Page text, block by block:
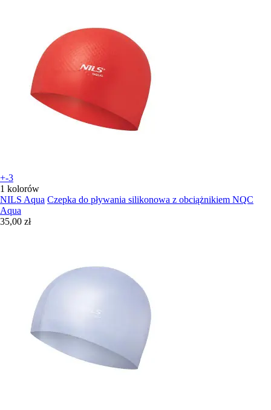
+-3
1 kolorów
NILS Aqua Czepka do pływania silikonowa z obciążnikiem NQC
Aqua
35,00 zł